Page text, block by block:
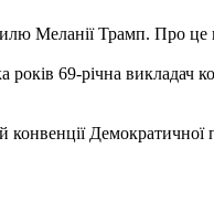
Меланії Трамп. Про це
років 69-річна